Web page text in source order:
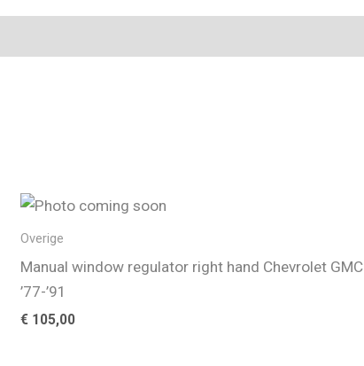
Overige
Manual window regulator right hand Chevrolet GMC
’77-’91
€ 105,00